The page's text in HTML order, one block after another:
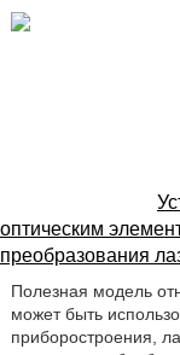
оптическим
преобразования
Полезная модель
может быть
приборостроения,